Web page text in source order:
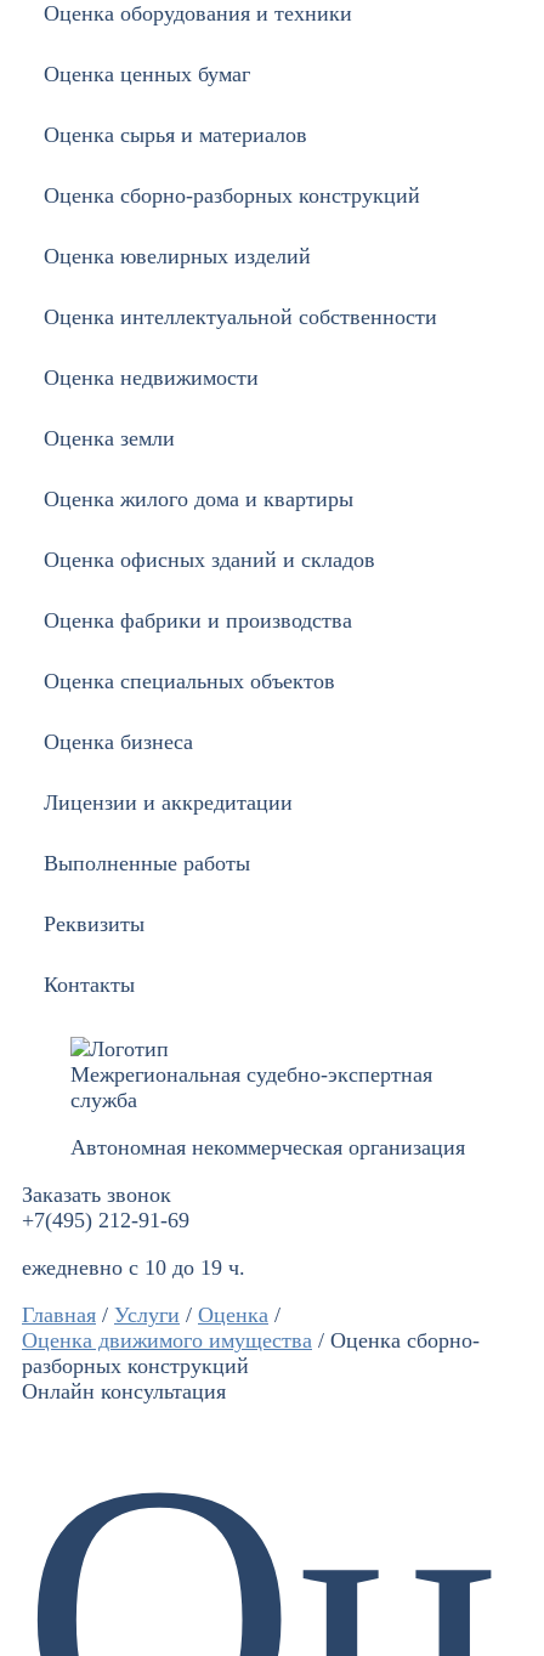
Оценка оборудования и техники
Оценка ценных бумаг
Оценка сырья и материалов
Оценка сборно-разборных конструкций
Оценка ювелирных изделий
Оценка интеллектуальной собственности
Оценка недвижимости
Оценка земли
Оценка жилого дома и квартиры
Оценка офисных зданий и складов
Оценка фабрики и производства
Оценка специальных объектов
Оценка бизнеса
Лицензии и аккредитации
Выполненные работы
Реквизиты
Контакты
Межрегиональная судебно-экспертная
служба
Автономная некоммерческая организация
Заказать звонок
+7(495) 212-91-69
ежедневно с 10 до 19 ч.
Главная / Услуги / Оценка /
Оценка движимого имущества / Оценка сборно-
разборных конструкций
Онлайн консультация